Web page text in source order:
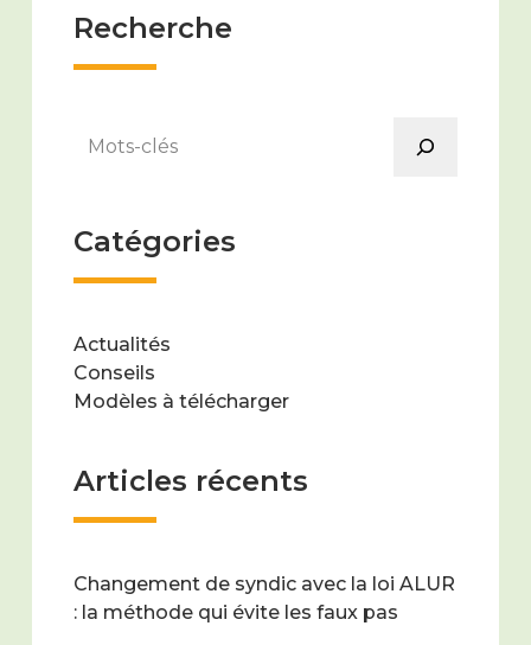
Recherche
Catégories
Actualités
Conseils
Modèles à télécharger
Articles récents
Changement de syndic avec la loi ALUR
: la méthode qui évite les faux pas